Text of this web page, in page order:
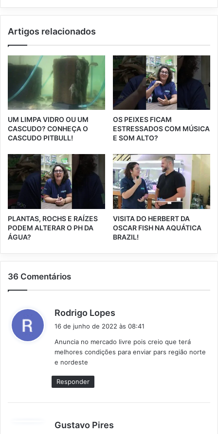
Artigos relacionados
UM LIMPA VIDRO OU UM
CASCUDO? CONHEÇA O
CASCUDO PITBULL!
OS PEIXES FICAM
ESTRESSADOS COM MÚSICA
E SOM ALTO?
PLANTAS, ROCHS E RAÍZES
PODEM ALTERAR O PH DA
ÁGUA?
VISITA DO HERBERT DA
OSCAR FISH NA AQUÁTICA
BRAZIL!
36 Comentários
Rodrigo Lopes
i
s
e
16 de junho de 2022 às 08:41
Anuncia no mercado livre pois creio que terá
melhores condições para enviar pars região norte
e nordeste
Responder
Gustavo Pires